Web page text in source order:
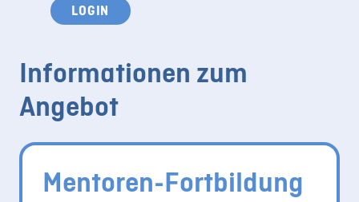
LOGIN
Informationen zum
Angebot
Mentoren-Fortbildung